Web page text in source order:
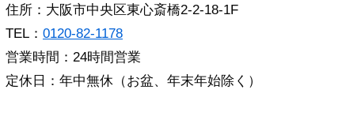
住所：大阪市中央区東心斎橋2-2-18-1F
TEL： 0120-82-1178
営業時間：24時間営業
定休日：年中無休（お盆、年末年始除く）